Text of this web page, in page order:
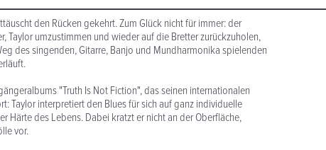
den Rücken gekehrt. Zum Glück nicht für immer: der
Taylor umzustimmen und wieder auf die Bretter zurückzuholen,
des singenden, Gitarre, Banjo und Mundharmonika spielenden
"Truth Is Not Fiction", das seinen internationalen
Taylor interpretiert den Blues für sich auf ganz individuelle
Härte des Lebens. Dabei kratzt er nicht an der Oberfläche,
vor.